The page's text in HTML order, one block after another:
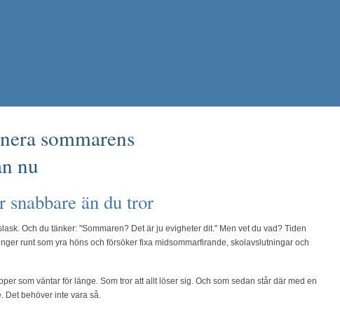
sommarens
nu
snabbare än du tror
Och du tänker: "Sommaren? Det är ju evigheter dit." Men vet du vad? Tiden
runt som yra höns och försöker fixa midsommarfirande, skolavslutningar och
som väntar för länge. Som tror att allt löser sig. Och som sedan står där med en
Det behöver inte vara så.